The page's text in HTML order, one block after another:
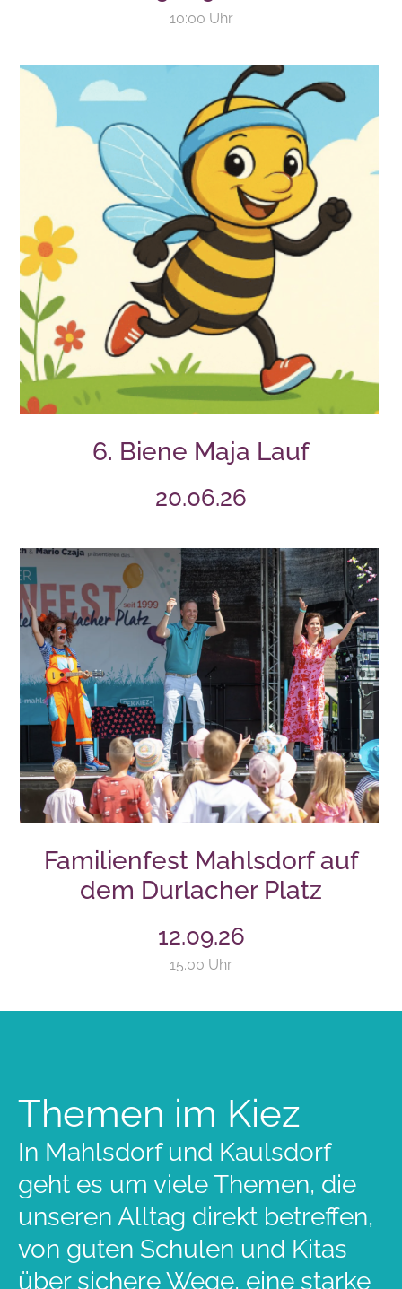
10:00 Uhr
6. Biene Maja Lauf
20.06.26
Familienfest Mahlsdorf auf
dem Durlacher Platz
12.09.26
15.00 Uhr
Themen im Kiez
In Mahlsdorf und Kaulsdorf
geht es um viele Themen, die
unseren Alltag direkt betreffen,
von guten Schulen und Kitas
über sichere Wege, eine starke